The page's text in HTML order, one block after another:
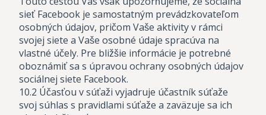
sieť Facebook je samostatným prevádzkovateľom
osobných údajov, pričom Vaše aktivity v rámci
svojej siete a Vaše osobné údaje spracúva na
vlastné účely. Pre bližšie informácie je potrebné
oboznámiť sa s úpravou ochrany osobných údajov
sociálnej siete Facebook.
10.2 Účasťou v súťaži vyjadruje účastník súťaže
svoj súhlas s pravidlami súťaže a zaväzuje sa ich